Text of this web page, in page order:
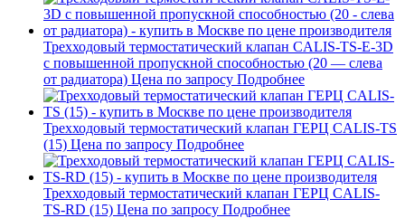
Трехходовый термостатический клапан CALIS-TS-E-3D
с повышенной пропускной способностью (20 — слева
от радиатора) Цена по запросу Подробнее
Трехходовый термостатический клапан ГЕРЦ CALIS-TS
(15) Цена по запросу Подробнее
Трехходовый термостатический клапан ГЕРЦ CALIS-
TS-RD (15) Цена по запросу Подробнее